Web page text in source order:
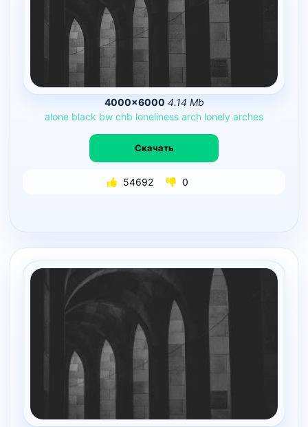
4000×6000 4.14 Mb
alone black bw chb loneliness arch lonely arches
Скачать
54692 0